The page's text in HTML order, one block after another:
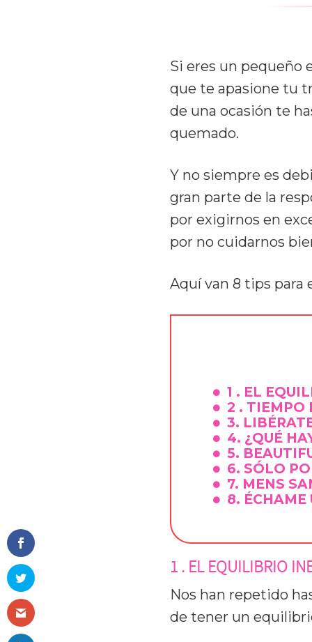
Si eres un pequeño
que te apasione tu
de una ocasión te
quemado.
Y no siempre es
gran parte de la
por exigirnos en
por no cuidarnos
Aquí van 8 tips
1 . EL
2 . TIEMPO
3.
4. ¿QUÉ
5.
6. SÓLO
7. MENS
8. ÉCHAME
1 . EL EQUILIBRIO
Nos han repetido
de tener un